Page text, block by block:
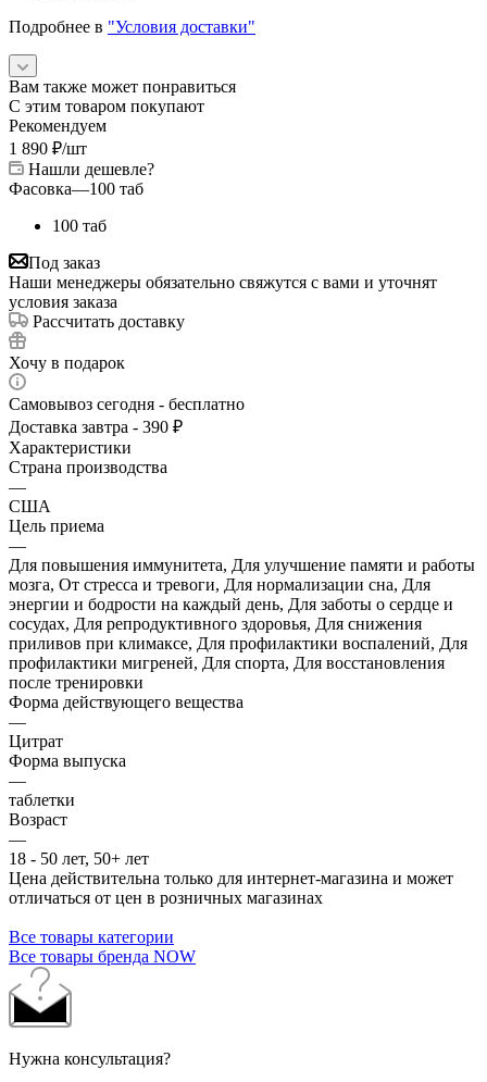
Подробнее в "Условия доставки"
Вам также может понравиться
С этим товаром покупают
Рекомендуем
1 890 ₽/шт
Нашли дешевле?
Фасовка—100 таб
100 таб
Под заказ
Наши менеджеры обязательно свяжутся с вами и уточнят
условия заказа
Рассчитать доставку
Хочу в подарок
Самовывоз сегодня - бесплатно
Доставка завтра - 390 ₽
Характеристики
Страна производства
—
США
Цель приема
—
Для повышения иммунитета, Для улучшение памяти и работы
мозга, От стресса и тревоги, Для нормализации сна, Для
энергии и бодрости на каждый день, Для заботы о сердце и
сосудах, Для репродуктивного здоровья, Для снижения
приливов при климаксе, Для профилактики воспалений, Для
профилактики мигреней, Для спорта, Для восстановления
после тренировки
Форма действующего вещества
—
Цитрат
Форма выпуска
—
таблетки
Возраст
—
18 - 50 лет, 50+ лет
Цена действительна только для интернет-магазина и может
отличаться от цен в розничных магазинах
Все товары категории
Все товары бренда NOW
Нужна консультация?